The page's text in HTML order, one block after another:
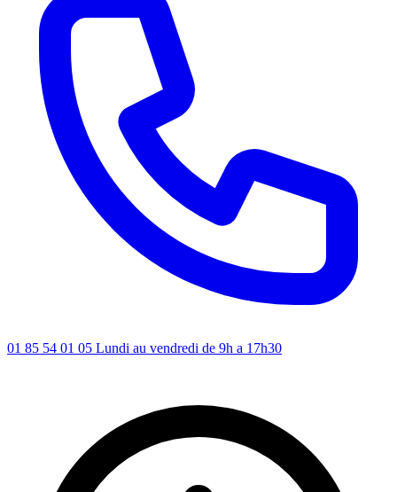
01 85 54 01 05 Lundi au vendredi de 9h a 17h30